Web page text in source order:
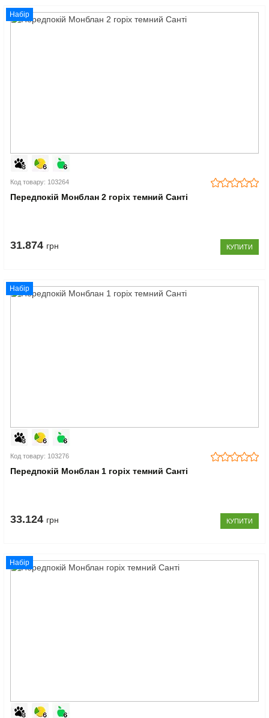
Набір
Код товару: 103264
Передпокій Монблан 2 горіх темний Санті
31.874 грн КУПИТИ
Набір
Код товару: 103276
Передпокій Монблан 1 горіх темний Санті
33.124 грн КУПИТИ
Набір